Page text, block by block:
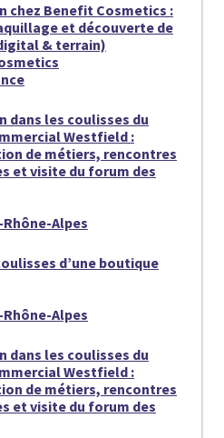
chez Benefit Cosmetics :
et découverte de
& terrain)
dans les coulisses du
Westfield :
de métiers, rencontres
et visite du forum des
Alpes
d’une boutique
Alpes
dans les coulisses du
Westfield :
de métiers, rencontres
et visite du forum des